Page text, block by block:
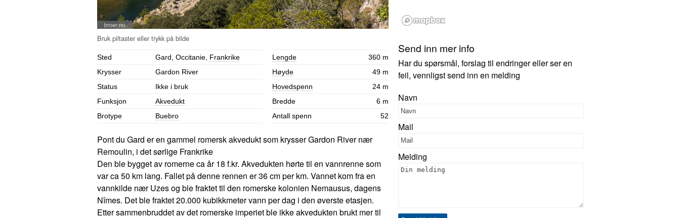
Sted Gard, Occitanie, Frankrike
Krysser
Gardon River
Status
Ikke i bruk
Funksjon
Akvedukt
Brotype
Buebro
Lengde
360 m
Høyde
49 m
Hovedspenn
24 m
Bredde
6 m
Antall spenn
52
Pont du Gard er en gammel romersk akvedukt som krysser Gardon River nær
Remoulin, i det sørlige Frankrike
Den ble bygget av romerne ca år 18 f.kr. Akvedukten hørte til en vannrenne som
var ca 50 km lang. Fallet på denne rennen er 36 cm per km. Vannet kom fra en
vannkilde nær Uzes og ble fraktet til den romerske kolonien Nemausus, dagens
Nîmes. Det ble fraktet 20.000 kubikkmeter vann per dag i den øverste etasjen.
Etter sammenbruddet av det romerske imperiet ble ikke akvedukten brukt mer til
Send inn mer info
Har du spørsmål, forslag til endringer eller ser en
feil, vennligst send inn en melding
Navn
Mail
Melding